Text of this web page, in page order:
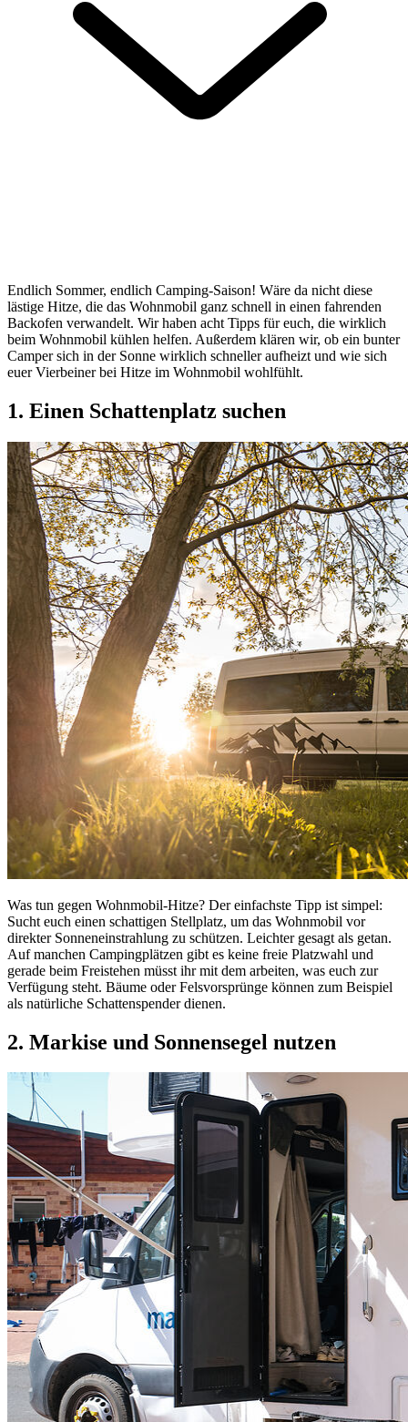
Endlich Sommer, endlich Camping-Saison! Wäre da nicht diese
lästige Hitze, die das Wohnmobil ganz schnell in einen fahrenden
Backofen verwandelt. Wir haben acht Tipps für euch, die wirklich
beim Wohnmobil kühlen helfen. Außerdem klären wir, ob ein bunter
Camper sich in der Sonne wirklich schneller aufheizt und wie sich
euer Vierbeiner bei Hitze im Wohnmobil wohlfühlt.
1. Einen Schattenplatz suchen
Was tun gegen Wohnmobil-Hitze? Der einfachste Tipp ist simpel:
Sucht euch einen schattigen Stellplatz, um das Wohnmobil vor
direkter Sonneneinstrahlung zu schützen. Leichter gesagt als getan.
Auf manchen Campingplätzen gibt es keine freie Platzwahl und
gerade beim Freistehen müsst ihr mit dem arbeiten, was euch zur
Verfügung steht. Bäume oder Felsvorsprünge können zum Beispiel
als natürliche Schattenspender dienen.
2. Markise und Sonnensegel nutzen